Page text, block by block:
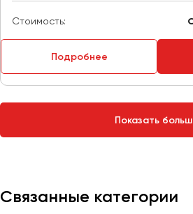
Стоимость:
Подробнее
Показать
Связанные категории
Тверь
Томск
Уфа